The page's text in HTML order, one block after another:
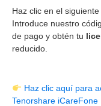
Haz clic en el
Introduce nuestro
de pago y obtén tu
reducido.
Haz clic aquí para
Tenorshare iCareFone